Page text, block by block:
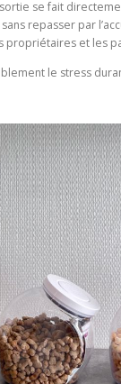
se fait
repasser par
propriétaires et les
le stress